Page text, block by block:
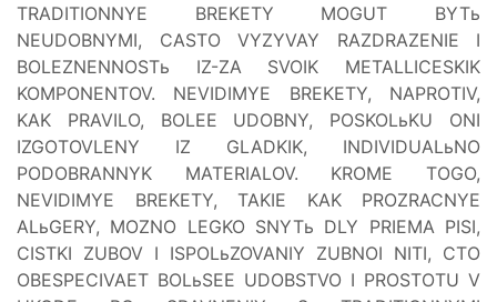
TRADITIONNYE BREKETY MOGUT BYTь
NEUDOBNYMI, CASTO VYZYVAY RAZDRAZENIE I
BOLEZNENNOSTь IZ-ZA SVOIK METALLICESKIK
KOMPONENTOV. NEVIDIMYE BREKETY, NAPROTIV,
KAK PRAVILO, BOLEE UDOBNY, POSKOLьKU ONI
IZGOTOVLENY IZ GLADKIK, INDIVIDUALьNO
PODOBRANNYK MATERIALOV. KROME TOGO,
NEVIDIMYE BREKETY, TAKIE KAK PROZRACNYE
ALьGERY, MOZNO LEGKO SNYTь DLY PRIEMA PISI,
CISTKI ZUBOV I ISPOLьZOVANIY ZUBNOI NITI, CTO
OBESPECIVAET BOLьSEE UDOBSTVO I PROSTOTU V